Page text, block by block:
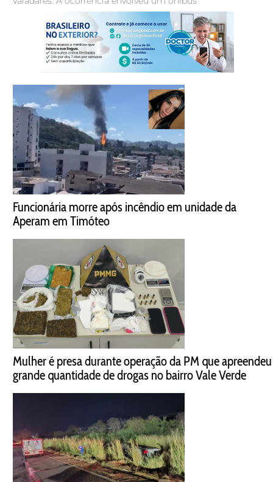
Funcionária morre após incêndio em unidade da
Aperam em Timóteo
Mulher é presa durante operação da PM que apreendeu
grande quantidade de drogas no bairro Vale Verde